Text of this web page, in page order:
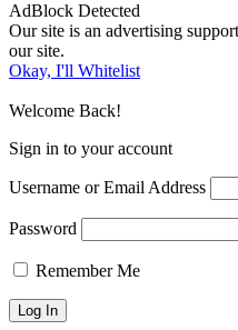
AdBlock Detected
Our site is an advertising
our site.
Okay, I'll Whitelist
Welcome Back!
Sign in to your account
Username or Email Address
Password
Remember Me